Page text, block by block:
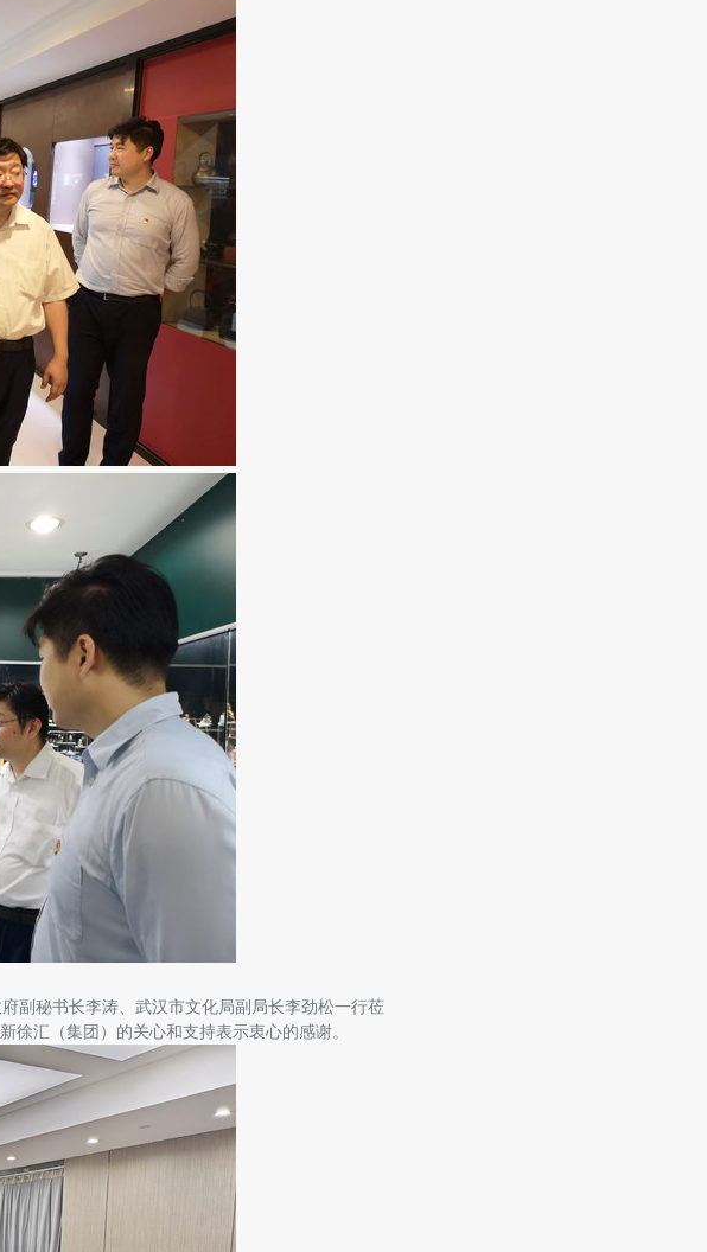
副秘书长李涛、武汉市文化局副局长李劲松一行莅
汇（集团）的关心和支持表示衷心的感谢。